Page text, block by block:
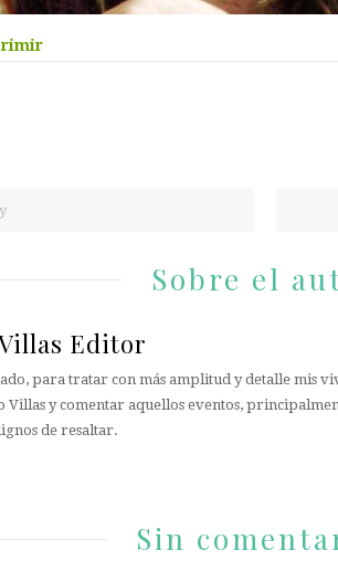
Sobre el
Editor
para tratar con más amplitud y detalle mis
Villas y comentar aquellos eventos,
de resaltar.
Sin